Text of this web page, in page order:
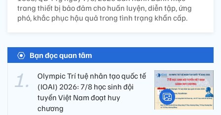
trang thiết bị bảo đảm cho huấn luyện, diễn tập, ứng
phó, khắc phục hậu quả trong tình trạng khẩn cấp.
Bạn đọc quan tâm
Olympic Trí tuệ nhân tạo quốc tế
(IOAI) 2026: 7/8 học sinh đội
tuyển Việt Nam đoạt huy
chương